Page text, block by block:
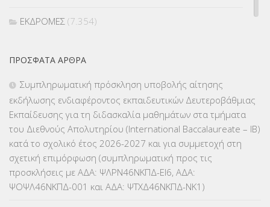
ΕΚΔΡΟΜΕΣ (7.354)
ΕΠΙΜΟΡΦΩΣΗ Τ.Π.Ε.(10)
ΕΥΡΩΠΑΪΚΑ ΠΡΟΓΡΑΜΜΑΤΑ(230)
ΚΕΣΥ (60)
ΚΕΣΥΠ(109)
ΠΡΌΣΦΑΤΑ ΆΡΘΡΑ
Συμπληρωματική πρόσκληση υποβολής αίτησης
εκδήλωσης ενδιαφέροντος εκπαιδευτικών Δευτεροβάθμιας
Εκπαίδευσης για τη διδασκαλία μαθημάτων στα τμήματα
του Διεθνούς Απολυτηρίου (International Baccalaureate – IB)
κατά το σχολικό έτος 2026-2027 και για συμμετοχή στη
σχετική επιμόρφωση (συμπληρωματική προς τις
προσκλήσεις με ΑΔΑ: ΨΛΡΝ46ΝΚΠΔ-ΕΙ6, ΑΔΑ:
ΨΟΨΛ46ΝΚΠΔ-001 και ΑΔΑ: ΨΤΧΔ46ΝΚΠΔ-ΝΚ1)